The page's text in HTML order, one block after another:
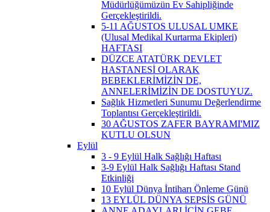
Müdürlüğümüzün Ev Sahipliğinde
Gerçekleştirildi.
5-11 AĞUSTOS ULUSAL UMKE
(Ulusal Medikal Kurtarma Ekipleri)
HAFTASI
DÜZCE ATATÜRK DEVLET
HASTANESİ OLARAK
BEBEKLERİMİZİN DE,
ANNELERİMİZİN DE DOSTUYUZ.
Sağlık Hizmetleri Sunumu Değerlendirme
Toplantısı Gerçekleştirildi.
30 AĞUSTOS ZAFER BAYRAMI'MIZ
KUTLU OLSUN
Eylül
3 - 9 Eylül Halk Sağlığı Haftası
3-9 Eylül Halk Sağlığı Haftası Stand
Etkinliği
10 Eylül Dünya İntiharı Önleme Günü
13 EYLÜL DÜNYA SEPSİS GÜNÜ